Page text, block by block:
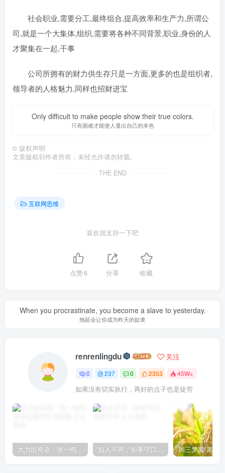
社会职业,需要分工,最终组合,提高效率和生产力,所谓公
司,就是一个大集体,组织,需要将各种不同背景,职业,身份的人
才聚集在一起,干事
公司所拥有的财力供生存只是一方面,更多的也是组织者,
领导者的人格魅力,同样也招财进宝
Only difficult to make people show their true colors.
只有困难才能使人显出自己的本色
© 版权声明
文章版权归作者所有，未经允许请勿转载。
THE END
互联网思维
喜欢就支持一下吧
点赞6 分享 收藏
When you procrastinate, you become a slave to yesterday.
拖延会让你成为昨天的奴隶
renrenlingdu 关注
0 237 0 2353 45W+
如果没有切实执行，再好的点子也是徒劳
大力出奇迹：张一鸣的创业心路与算法思维 知人不评，知事守口，知理不辩